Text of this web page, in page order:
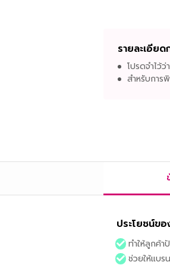
รายละเอีย
โปรดจำไว้
สำหรับการ
ประโยชน์ข
ทำให้ลูกค้
ช่วยให้แบ